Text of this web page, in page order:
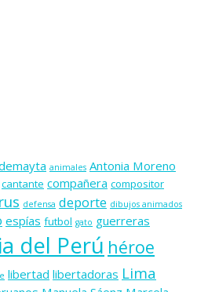
animales Antonia Moreno
cantante compañera compositor
defensa deporte dibujos animados
espías futbol gato guerreras
del Perú héroe
libertad libertadoras Lima